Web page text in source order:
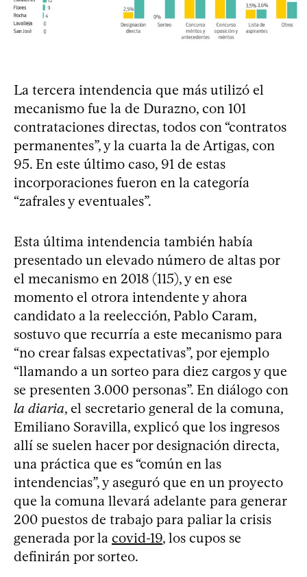
La tercera intendencia que más utilizó el
mecanismo fue la de Durazno, con 101
contrataciones directas, todos con “contratos
permanentes”, y la cuarta la de Artigas, con
95. En este último caso, 91 de estas
incorporaciones fueron en la categoría
“zafrales y eventuales”.
Esta última intendencia también había
presentado un elevado número de altas por
el mecanismo en 2018 (115), y en ese
momento el otrora intendente y ahora
candidato a la reelección, Pablo Caram,
sostuvo que recurría a este mecanismo para
“no crear falsas expectativas”, por ejemplo
“llamando a un sorteo para diez cargos y que
se presenten 3.000 personas”. En diálogo con
la diaria, el secretario general de la comuna,
Emiliano Soravilla, explicó que los ingresos
allí se suelen hacer por designación directa,
una práctica que es “común en las
intendencias”, y aseguró que en un proyecto
que la comuna llevará adelante para generar
200 puestos de trabajo para paliar la crisis
generada por la covid-19, los cupos se
definirán por sorteo.